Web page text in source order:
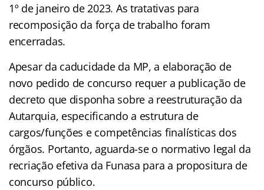
1º de janeiro de 2023. As tratativas para
recomposição da força de trabalho foram
encerradas.
Apesar da caducidade da MP, a elaboração de
novo pedido de concurso requer a publicação de
decreto que disponha sobre a reestruturação da
Autarquia, especificando a estrutura de
cargos/funções e competências finalísticas dos
órgãos. Portanto, aguarda-se o normativo legal da
recriação efetiva da Funasa para a propositura de
concurso público.